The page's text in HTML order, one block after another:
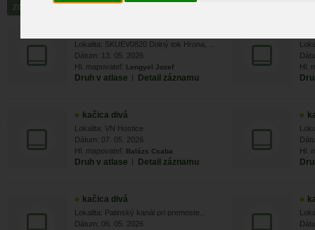
Lokalita: SKUEV0820 Dolný tok Hrona, ...
Dátum: 13. 05. 2026
Hl. mapovateľ: Lengyel Jozef
Druh v atlase | Detail záznamu
Hl.
kačica divá
Lokalita: VN Hostice
Dátum: 07. 05. 2026
Hl. mapovateľ: Balázs Csaba
Druh v atlase | Detail záznamu
Hl.
kačica divá
Lokalita: Patinský kanál pri premoste...
Dátum: 06. 05. 2026